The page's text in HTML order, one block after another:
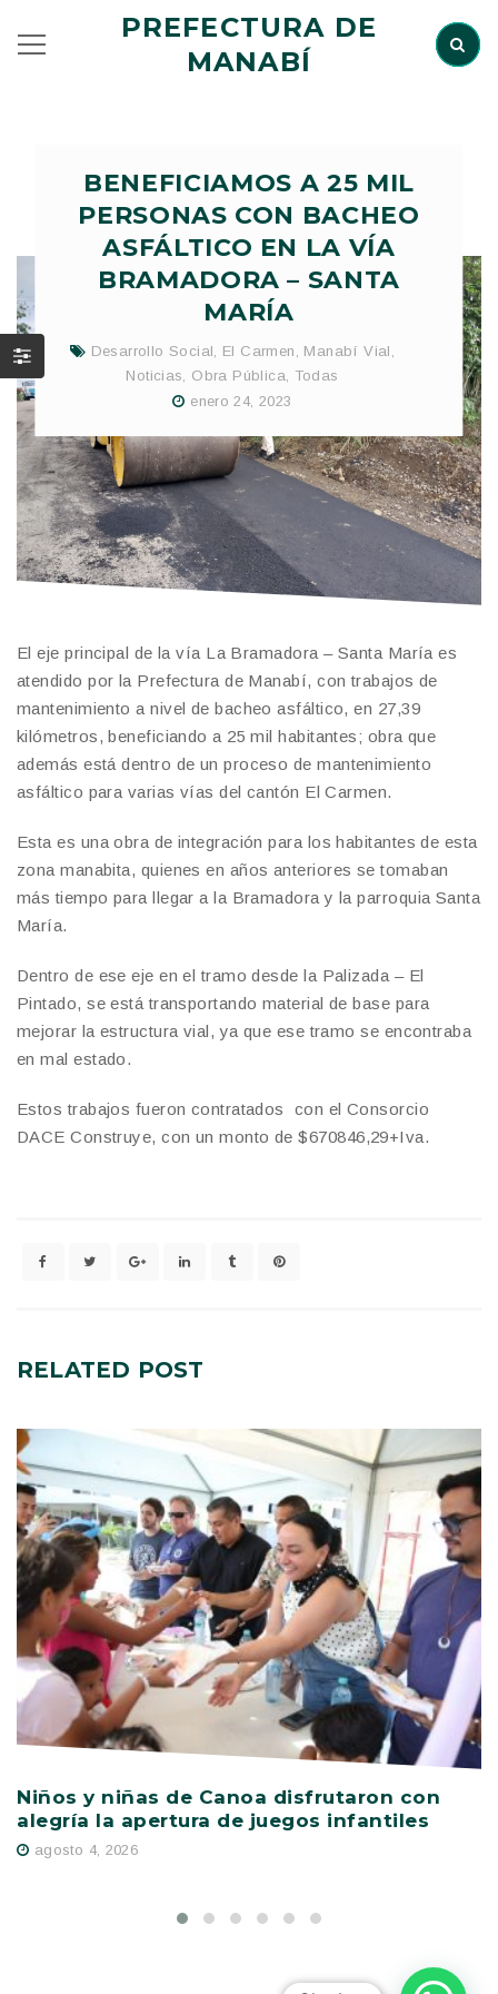
PREFECTURA DE
MANABÍ
BENEFICIAMOS A 25 MIL
PERSONAS CON BACHEO
ASFÁLTICO EN LA VÍA
BRAMADORA – SANTA
MARÍA
Desarrollo Social, El Carmen , Manabí Vial ,
Noticias, Obra Pública, Todas
enero 24, 2023
El eje principal de la vía La Bramadora – Santa María es
atendido por la Prefectura de Manabí, con trabajos de
mantenimiento a nivel de bacheo asfáltico, en 27,39
kilómetros, beneficiando a 25 mil habitantes; obra que
además está dentro de un proceso de mantenimiento
asfáltico para varias vías del cantón El Carmen.
Esta es una obra de integración para los habitantes de esta
zona manabita, quienes en años anteriores se tomaban
más tiempo para llegar a la Bramadora y la parroquia Santa
María.
Dentro de ese eje en el tramo desde la Palizada – El
Pintado, se está transportando material de base para
mejorar la estructura vial, ya que ese tramo se encontraba
en mal estado.
Estos trabajos fueron contratados con el Consorcio
DACE Construye, con un monto de $670846,29+Iva.
RELATED POST
Niños y niñas de Canoa disfrutaron con
alegría la apertura de juegos infantiles
agosto 4, 2026